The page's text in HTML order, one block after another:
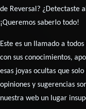
de Reversal? ¿Detectaste
¡Queremos saberlo todo!
Este es un llamado a
con sus conocimientos,
esas joyas ocultas que
opiniones y sugerencias
nuestra web un lugar